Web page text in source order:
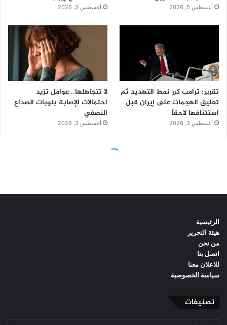
الرئيسية
هيئة التحرير
من نحن
اتصل بنا
للاعلان معنا
سياسة الخصوصية
تصنيفات